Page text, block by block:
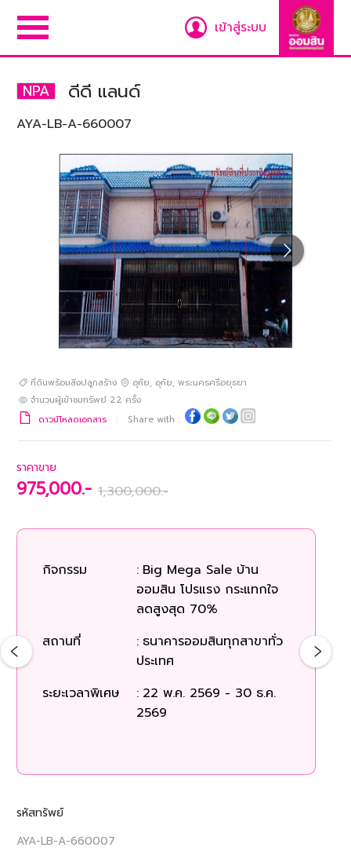
เข้าสู่ระบบ
NPA ดีดี แลนด์
AYA-LB-A-660007
ที่ดินพร้อมสิ่งปลูกสร้าง อุทัย, อุทัย,พระนครศรีอยุธยา
จำนวนผู้เข้าชมทรัพย์ 22 ครั้ง
ดาวน์โหลดเอกสาร
Share with :
ราคาขาย
975,000.- 1,300,000.-
กิจกรรม : Big Mega Sale บ้าน
ออมสิน โปรแรง กระแทกใจ
ลดสูงสุด 70%
สถานที่
: ธนาคารออมสินทุกสาขาทั่ว
ประเทศ
ระยะเวลาพิเศษ
: 22 พ.ค. 2569 - 30 ธ.ค.
2569
รหัสทรัพย์
AYA-LB-A-660007